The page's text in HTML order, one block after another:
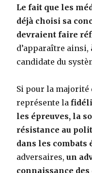
Le fait que les
déjà choisi sa
devraient faire
d’apparaître ainsi,
candidate du
Si pour la majorité
représente la
les épreuves, la
résistance au
dans les combats
adversaires,un
connaissance